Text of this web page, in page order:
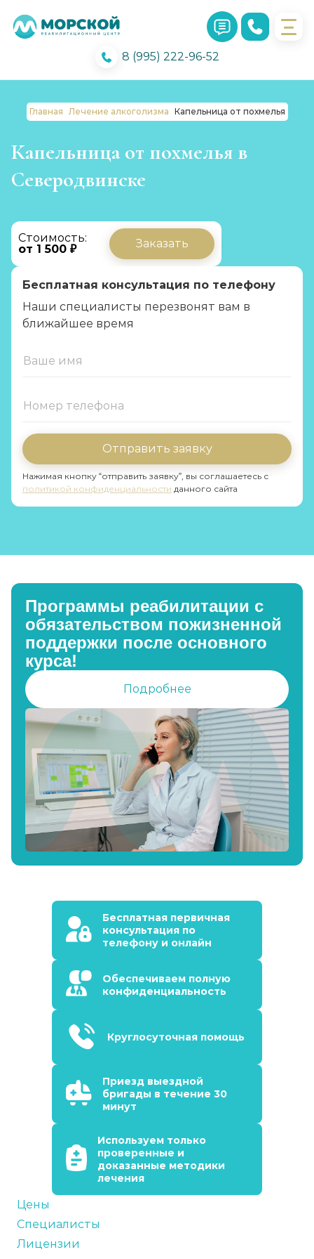
8 (995) 222-96-52
Главная Лечение алкоголизма Капельница от похмелья
Капельница от похмелья в
Северодвинске
Стоимость:
от 1 500 ₽
Заказать
Бесплатная консультация по телефону
Наши специалисты перезвонят вам в
ближайшее время
Отправить заявку
Нажимая кнопку “отправить заявку”, вы соглашаетесь с
политикой конфиденциальности данного сайта
Программы реабилитации с
обязательством пожизненной
поддержки после основного
курса!
Подробнее
Бесплатная первичная
консультация по
телефону и онлайн
Обеспечиваем полную
конфиденциальность
Круглосуточная помощь
Приезд выездной
бригады в течение 30
минут
Используем только
проверенные и
доказанные методики
лечения
Цены
Специалисты
Лицензии